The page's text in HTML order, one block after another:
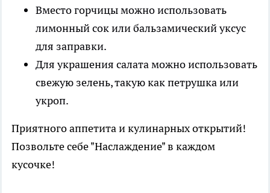
Вместо горчицы можно использовать
лимонный сок или бальзамический уксус
для заправки.
Для украшения салата можно использовать
свежую зелень, такую как петрушка или
укроп.
Приятного аппетита и кулинарных открытий!
Позвольте себе "Наслаждение" в каждом
кусочке!